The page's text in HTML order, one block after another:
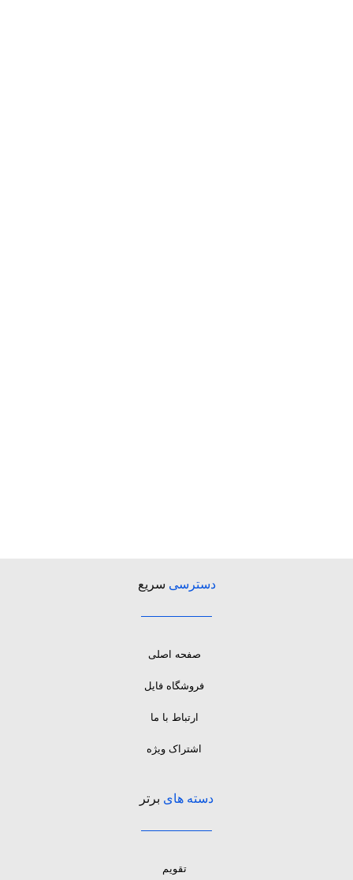
دسترسی سریع
صفحه اصلی
فروشگاه فایل
ارتباط با ما
اشتراک ویژه
دسته های برتر
تقویم